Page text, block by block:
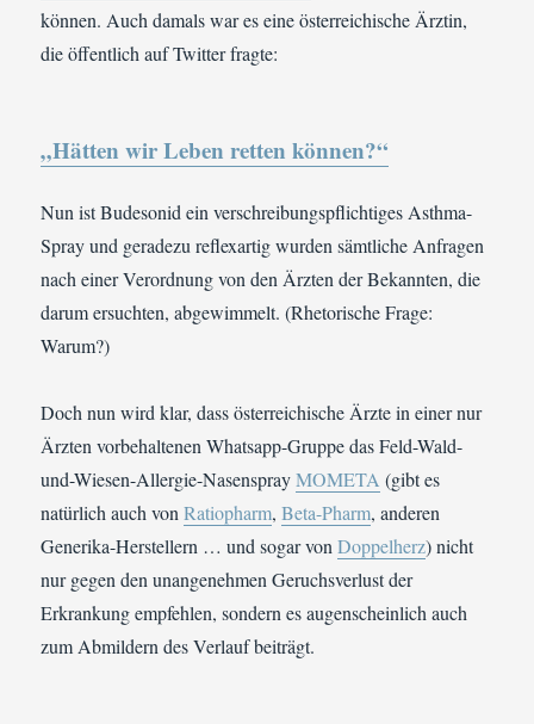
können. Auch damals war es eine österreichische Ärztin,
die öffentlich auf Twitter fragte:
„Hätten wir Leben retten können?“
Nun ist Budesonid ein verschreibungspflichtiges Asthma-
Spray und geradezu reflexartig wurden sämtliche Anfragen
nach einer Verordnung von den Ärzten der Bekannten, die
darum ersuchten, abgewimmelt. (Rhetorische Frage:
Warum?)
Doch nun wird klar, dass österreichische Ärzte in einer nur
Ärzten vorbehaltenen Whatsapp-Gruppe das Feld-Wald-
und-Wiesen-Allergie-NasensprayMOMETA (gibt es
natürlich auch vonRatiopharm,Beta-Pharm, anderen
Generika-Herstellern … und sogar vonDoppelherz) nicht
nur gegen den unangenehmen Geruchsverlust der
Erkrankung empfehlen, sondern es augenscheinlich auch
zum Abmildern des Verlauf beiträgt.